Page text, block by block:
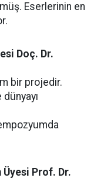
Eserlerinin en
Doç. Dr.
bir projedir.
Prof. Dr.